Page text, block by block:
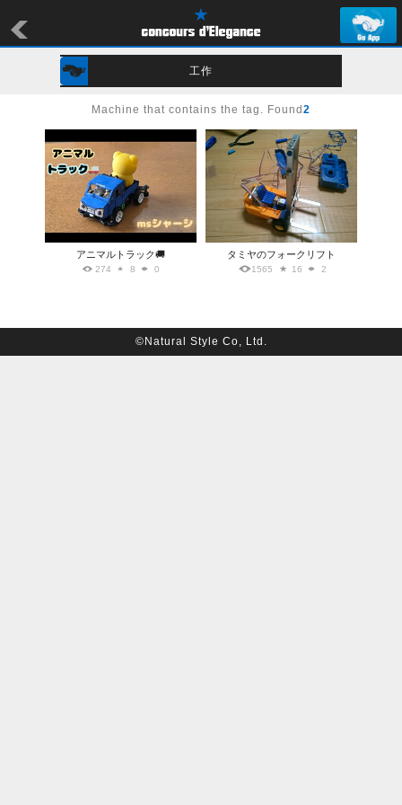
工作
Machine that contains the tag. Found 2
アニマルトラック🚚
274 8 0
タミヤのフォークリフト
1565 16 2
©Natural Style Co, Ltd.